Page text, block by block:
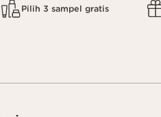
Pilih 3 sampel gratis